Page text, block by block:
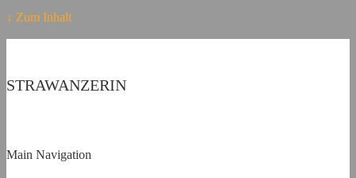
↓ Zum Inhalt
STRAWANZERIN
Main Navigation